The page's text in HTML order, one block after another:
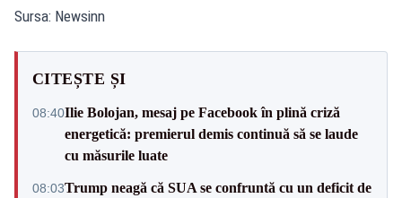
Sursa: Newsinn
CITEȘTE ȘI
08:40Ilie Bolojan, mesaj pe Facebook în plină criză
energetică: premierul demis continuă să se laude
cu măsurile luate
08:03Trump neagă că SUA se confruntă cu un deficit de